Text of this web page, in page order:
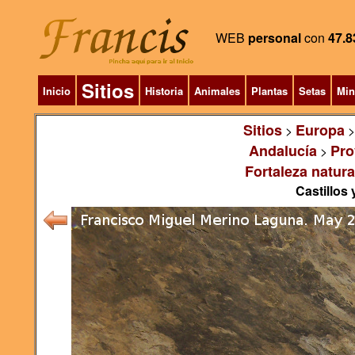
WEB personalcon
Inicio Sitios Historia Animales Plantas Setas
Sitios> Europa
Andalucía>
Fortaleza
Castillos